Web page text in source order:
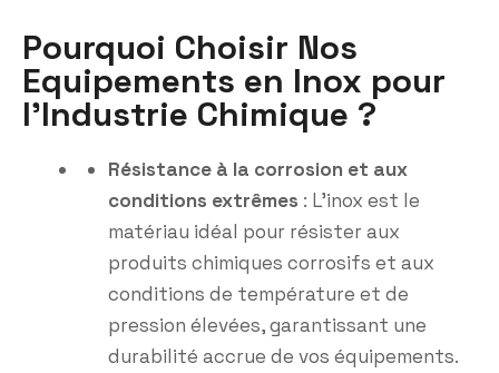
Pourquoi Choisir Nos
Equipements en Inox pour
l'Industrie Chimique ?
Résistance à la corrosion et aux
conditions extrêmes : L’inox est le
matériau idéal pour résister aux
produits chimiques corrosifs et aux
conditions de température et de
pression élevées, garantissant une
durabilité accrue de vos équipements.